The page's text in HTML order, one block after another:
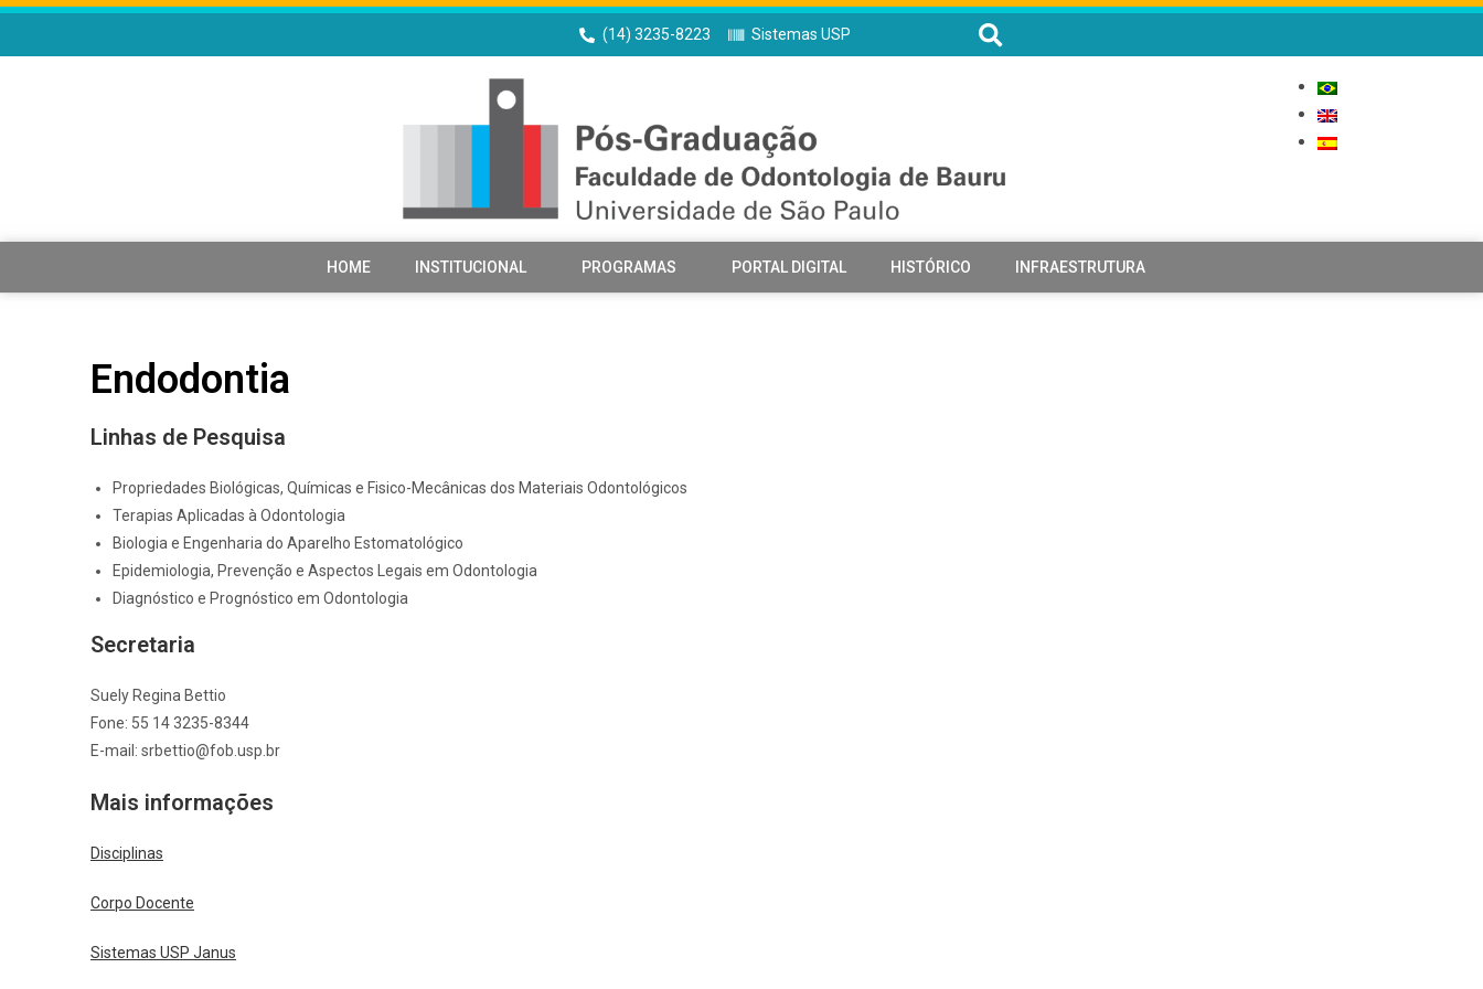
(14) 3235-8223 Sistemas USP
HOME INSTITUCIONAL PROGRAMAS PORTAL DIGITAL HISTÓRICO INFRAESTRUTURA
Endodontia
Linhas de Pesquisa
Propriedades Biológicas, Químicas e Fisico-Mecânicas dos Materiais Odontológicos
Terapias Aplicadas à Odontologia
Biologia e Engenharia do Aparelho Estomatológico
Epidemiologia, Prevenção e Aspectos Legais em Odontologia
Diagnóstico e Prognóstico em Odontologia
Secretaria
Suely Regina Bettio
Fone: 55 14 3235-8344
E-mail: srbettio@fob.usp.br
Mais informações
Disciplinas
Corpo Docente
Sistemas USP Janus